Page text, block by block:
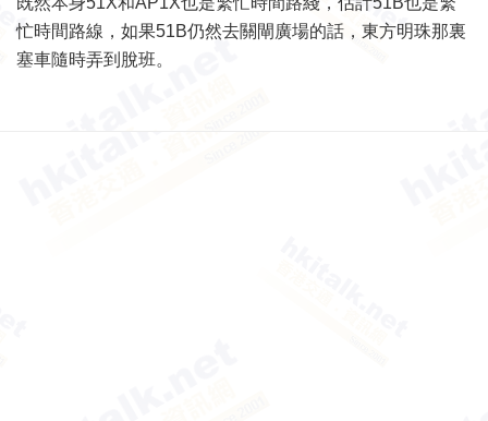
忙時間路線，如果51B仍然去關閘廣場的話，東方明珠那裏
塞車隨時弄到脫班。